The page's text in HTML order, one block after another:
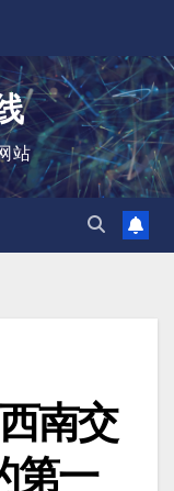
站
南交
第一